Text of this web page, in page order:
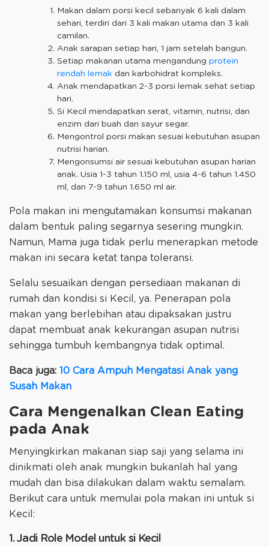
Makan dalam porsi kecil sebanyak 6 kali dalam
sehari, terdiri dari 3 kali makan utama dan 3 kali
camilan.
Anak sarapan setiap hari, 1 jam setelah bangun.
Setiap makanan utama mengandung protein
rendah lemak dan karbohidrat kompleks.
Anak mendapatkan 2-3 porsi lemak sehat setiap
hari.
Si Kecil mendapatkan serat, vitamin, nutrisi, dan
enzim dari buah dan sayur segar.
Mengontrol porsi makan sesuai kebutuhan asupan
nutrisi harian.
Mengonsumsi air sesuai kebutuhan asupan harian
anak. Usia 1-3 tahun 1.150 ml, usia 4-6 tahun 1.450
ml, dan 7-9 tahun 1.650 ml air.
Pola makan ini mengutamakan konsumsi makanan
dalam bentuk paling segarnya sesering mungkin.
Namun, Mama juga tidak perlu menerapkan metode
makan ini secara ketat tanpa toleransi.
Selalu sesuaikan dengan persediaan makanan di
rumah dan kondisi si Kecil, ya. Penerapan pola
makan yang berlebihan atau dipaksakan justru
dapat membuat anak kekurangan asupan nutrisi
sehingga tumbuh kembangnya tidak optimal.
Baca juga: 10 Cara Ampuh Mengatasi Anak yang
Susah Makan
Cara Mengenalkan Clean Eating
pada Anak
Menyingkirkan makanan siap saji yang selama ini
dinikmati oleh anak mungkin bukanlah hal yang
mudah dan bisa dilakukan dalam waktu semalam.
Berikut cara untuk memulai pola makan ini untuk si
Kecil:
1. Jadi Role Model untuk si Kecil